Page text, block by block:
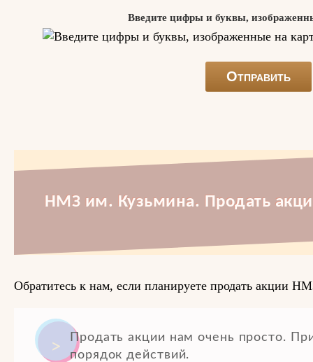
Введите цифры и буквы,
НМЗ им. Кузьмина. Продать
Обратитесь к нам, если планируете продать акции
Продать акции нам очень просто.
порядок действий.